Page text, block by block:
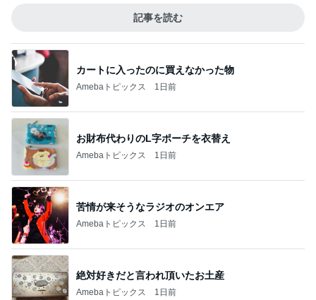
記事を読む
カートに入ったのに買えなかった物
Amebaトピックス 1日前
お財布代わりのL字ポーチを衣替え
Amebaトピックス 1日前
苦情が来そうなラジオのオンエア
Amebaトピックス 1日前
絶対好きだと言われ頂いたお土産
Amebaトピックス 1日前